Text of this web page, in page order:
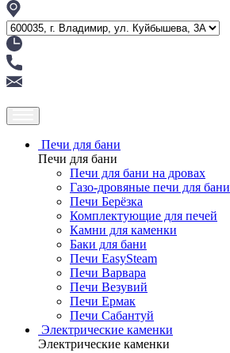
Печи для бани
Печи для бани
Печи для бани на дровах
Газо-дровяные печи для бани
Печи Берёзка
Комплектующие для печей
Камни для каменки
Баки для бани
Печи EasySteam
Печи Варвара
Печи Везувий
Печи Ермак
Печи Сабантуй
Электрические каменки
Электрические каменки